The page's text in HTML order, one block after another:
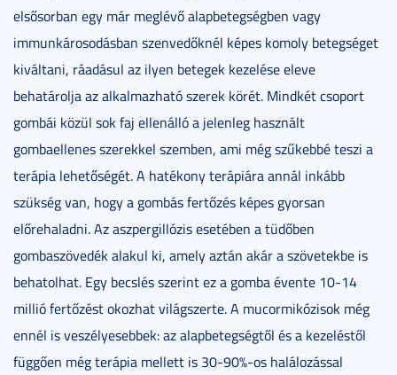
elsősorban egy már meglévő alapbetegségben vagy
immunkárosodásban szenvedőknél képes komoly betegséget
kiváltani, ráadásul az ilyen betegek kezelése eleve
behatárolja az alkalmazható szerek körét. Mindkét csoport
gombái közül sok faj ellenálló a jelenleg használt
gombaellenes szerekkel szemben, ami még szűkebbé teszi a
terápia lehetőségét. A hatékony terápiára annál inkább
szükség van, hogy a gombás fertőzés képes gyorsan
előrehaladni. Az aszpergillózis esetében a tüdőben
gombaszövedék alakul ki, amely aztán akár a szövetekbe is
behatolhat. Egy becslés szerint ez a gomba évente 10-14
millió fertőzést okozhat világszerte. A mucormikózisok még
ennél is veszélyesebbek: az alapbetegségtől és a kezeléstől
függően még terápia mellett is 30-90%-os halálozással